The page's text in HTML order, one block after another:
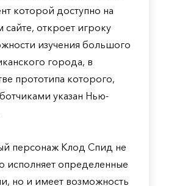
которой доступно на
сайте, откроет игроку
изучения большого
города, в
прототипа которого,
указан Нью-
персонаж Клод Спид не
исполняет определенные
но и имеет возможность